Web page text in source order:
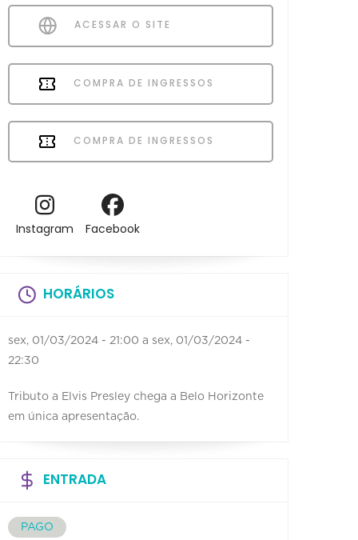
ACESSAR O SITE
COMPRA DE INGRESSOS
COMPRA DE INGRESSOS
Instagram Facebook
HORÁRIOS
sex, 01/03/2024 - 21:00 a sex, 01/03/2024 -
22:30
Tributo a Elvis Presley chega a Belo Horizonte
em única apresentação.
ENTRADA
PAGO